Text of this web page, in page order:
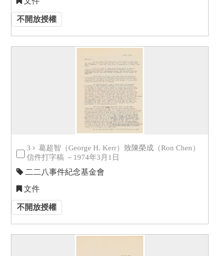
不開放授權
3
葛超智（George H. Kerr）致陳榮成（Ron Chen）
信件打字稿 －1974年3月1日
二二八事件紀念基金會
文件
不開放授權